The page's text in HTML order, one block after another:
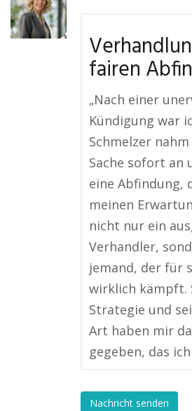
fairen
„Nach einer
Kündigung war
Schmelzer
Sache sofort an
eine Abfindung,
meinen
nicht nur ein
Verhandler,
jemand, der für
wirklich kämpft.
Strategie und
Art haben mir
gegeben, das
Nachricht senden